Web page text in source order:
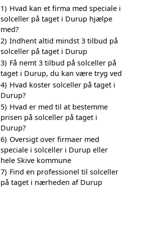
1) Hvad kan et firma med speciale i
solceller på taget i Durup hjælpe
med?
2) Indhent altid mindst 3 tilbud på
solceller på taget i Durup
3) Få nemt 3 tilbud på solceller på
taget i Durup, du kan være tryg ved
4) Hvad koster solceller på taget i
Durup?
5) Hvad er med til at bestemme
prisen på solceller på taget i
Durup?
6) Oversigt over firmaer med
speciale i solceller i Durup eller
hele Skive kommune
7) Find en professionel til solceller
på taget i nærheden af Durup